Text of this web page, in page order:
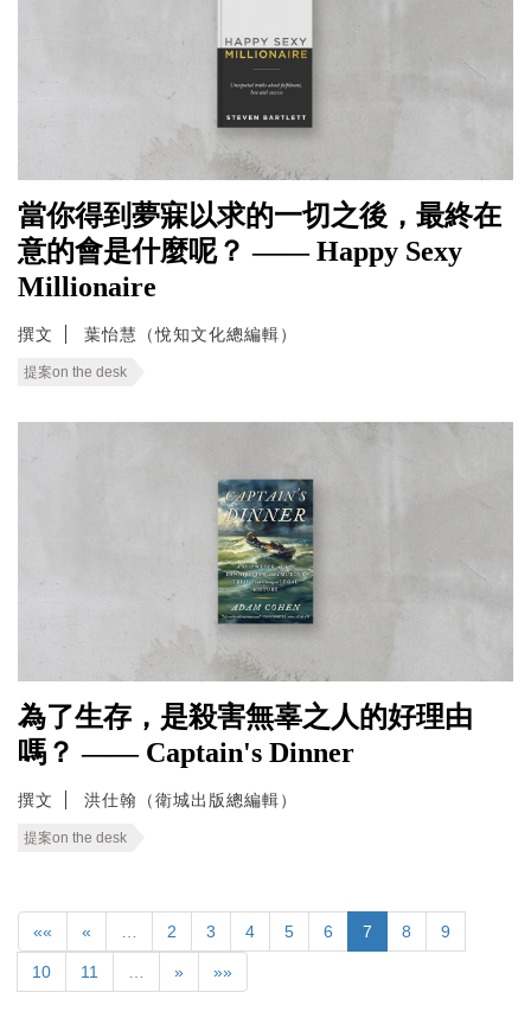
當你得到夢寐以求的一切之後，最終在
意的會是什麼呢？ —— Happy Sexy
Millionaire
撰文 葉怡慧（悅知文化總編輯）
提案on the desk
為了生存，是殺害無辜之人的好理由
嗎？ —— Captain's Dinner
撰文 洪仕翰（衛城出版總編輯）
提案on the desk
«« « 2 3 4 5 6 7 8 9
10 11 » »»